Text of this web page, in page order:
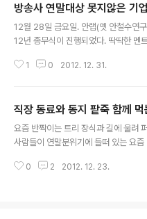
방송사 연말대상 못지않은 기
12월 28일 금요일. 안랩(옛 안철수연
12년 종무식이 진행되었다. 딱딱한 멘
의 독특한 종무식 현장. 첫 순서는 사내
정리하는 시간을 가졌다. 2012 안랩 10
맡은 커뮤니케이션팀 송창민 과장과
서 저리 가라 할 정도의 진행 실력을 뽐
글로벌 기업으로 도약하기 위한 포석 중
1 0 2012. 12. 31.
직장 동료와 동지 팥죽 함께
요즘 반짝이는 트리 장식과 길에 울려
사람들이 연말분위기에 들떠 있는 요즘
데이! 1년 중 해가 가장 짧은 동짓날 안
0 2 2012. 12. 23.